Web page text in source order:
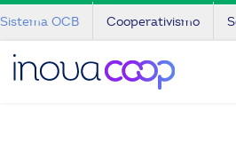
Sistema OCB Cooperativismo